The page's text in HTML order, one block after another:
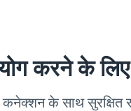
करने के
कनेक्शन के साथ